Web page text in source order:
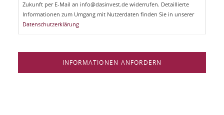
Zukunft per E-Mail an info@dasinvest.de widerrufen. Detaillierte
Informationen zum Umgang mit Nutzerdaten finden Sie in unserer
Datenschutzerklärung
INFORMATIONEN ANFORDERN